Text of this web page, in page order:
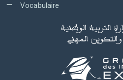
Vocabulaire